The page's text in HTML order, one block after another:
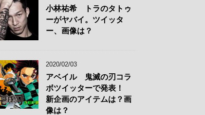
小林祐希 トラのタトゥ
ーがヤバイ。ツイッタ
ー、画像は？
2020/02/03
アベイル 鬼滅の刃コラ
ボツイッターで発表！
新企画のアイテムは？画
像は？